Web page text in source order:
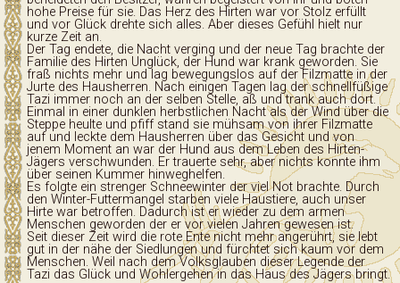
hohe Preise für sie. Das Herz des Hirten war vor Stolz erfüllt
und vor Glück drehte sich alles. Aber dieses Gefühl hielt nur
kurze Zeit an.
Der Tag endete, die Nacht verging und der neue Tag brachte der
Familie des Hirten Unglück, der Hund war krank geworden. Sie
fraß nichts mehr und lag bewegungslos auf der Filzmatte in der
Jurte des Hausherren. Nach einigen Tagen lag der schnellfüßige
Tazi immer noch an der selben Stelle, aß und trank auch dort.
Einmal in einer dunklen herbstlichen Nacht als der Wind über die
Steppe heulte und pfiff stand sie mühsam von ihrer Filzmatte
auf und leckte dem Hausherren über das Gesicht und von
jenem Moment an war der Hund aus dem Leben des Hirten-
Jägers verschwunden. Er trauerte sehr, aber nichts konnte ihm
über seinen Kummer hinweghelfen.
Es folgte ein strenger Schneewinter der viel Not brachte. Durch
den Winter-Futtermangel starben viele Haustiere, auch unser
Hirte war betroffen. Dadurch ist er wieder zu dem armen
Menschen geworden der er vor vielen Jahren gewesen ist.
Seit dieser Zeit wird die rote Ente nicht mehr angerührt, sie lebt
gut in der nähe der Siedlungen und fürchtet sich kaum vor dem
Menschen. Weil nach dem Volksglauben dieser Legende der
Tazi das Glück und Wohlergehen in das Haus des Jägers bringt.